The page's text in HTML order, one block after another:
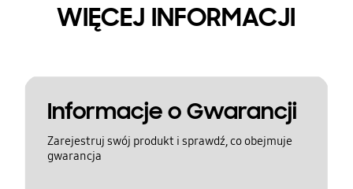
WIĘCEJ INFORMACJI
Informacje o Gwarancji
Zarejestruj swój produkt i sprawdź, co obejmuje
gwarancja